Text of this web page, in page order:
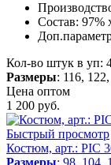
Состав: 97%
Кол-во штук в уп:
Размеры: 116,
Цена оптом
1 200 руб.
Быстрый просмотр
Костюм, арт.: PIC